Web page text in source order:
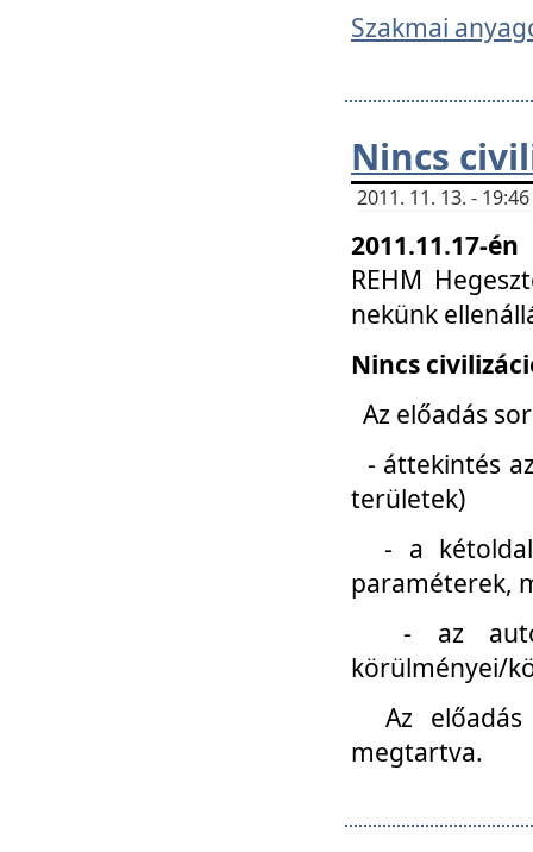
Szakmai
Nincs
2011. 11. 13. -
2011.11.17-
REHM
nekünk
Nincs
Az előadás
- áttekintés
területek)
- a kétoldali
paraméterek,
- az
körülményei/
Az
megtartva.